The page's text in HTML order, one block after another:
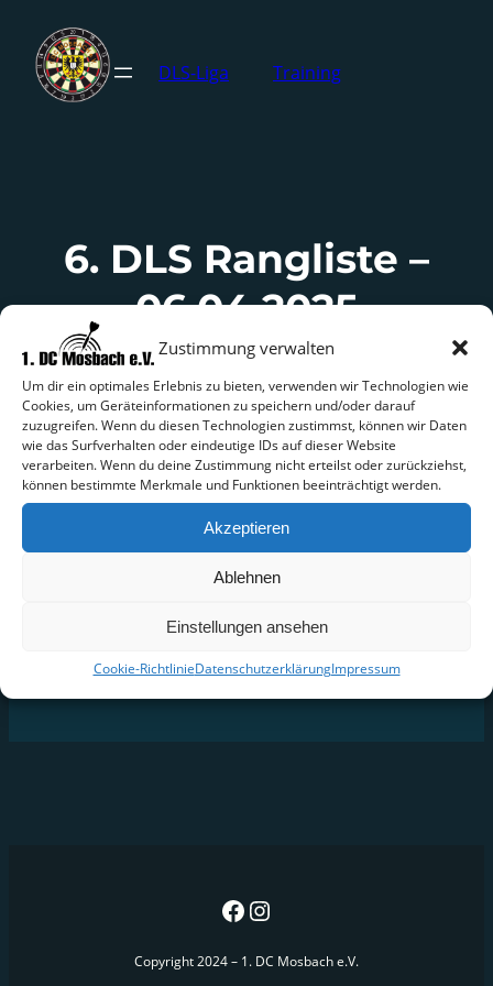
Zustimmung verwalten
Um dir ein optimales Erlebnis zu bieten, verwenden wir Technologien wie
Cookies, um Geräteinformationen zu speichern und/oder darauf
zuzugreifen. Wenn du diesen Technologien zustimmst, können wir Daten
wie das Surfverhalten oder eindeutige IDs auf dieser Website
verarbeiten. Wenn du deine Zustimmung nicht erteilst oder zurückziehst,
können bestimmte Merkmale und Funktionen beeinträchtigt werden.
Akzeptieren
Ablehnen
Einstellungen ansehen
Cookie-RichtlinieDatenschutzerklärungImpressum
DLS-Liga Training
6. DLS Rangliste –
06.04.2025
24. März 2025 Allgemein
Ausschreibung-6.-RLT-DC-Mosbach-Einzel
Voranmeldung
Copyright 2024 – 1. DC Mosbach e.V.